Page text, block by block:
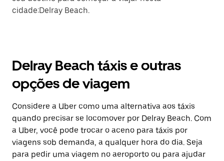
cidade:Delray Beach.
Delray Beach táxis e outras
opções de viagem
Considere a Uber como uma alternativa aos táxis
quando precisar se locomover por Delray Beach. Com
a Uber, você pode trocar o aceno para táxis por
viagens sob demanda, a qualquer hora do dia. Seja
para pedir uma viagem no aeroporto ou para ajudar